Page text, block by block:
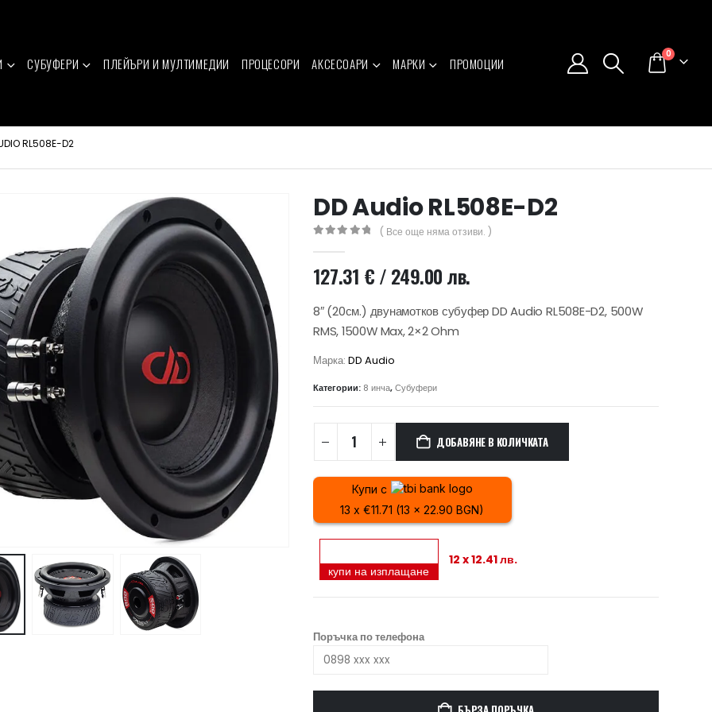
СУБУФЕРИ ПЛЕЙЪРИ И МУЛТИМЕДИИ ПРОЦЕСОРИ АКСЕСОАРИ МАРКИ ПРОМОЦИИ
0
RL508E-D2
DD Audio RL508E-D2
( Все още няма отзиви. )
127.31 €/ 249.00 лв.
8″ (20см.) двунамотков субуфер DD Audio RL508E-D2, 500W
RMS, 1500W Max, 2×2 Ohm
Марка: DD Audio
Категории: 8 инча,Субуфери
ДОБАВЯНЕ В КОЛИЧКАТА
Купи с
13 x €11.71 (13 x 22.90 BGN)
купи на изплащане
12 x 12.41 лв.
Поръчка по телефона